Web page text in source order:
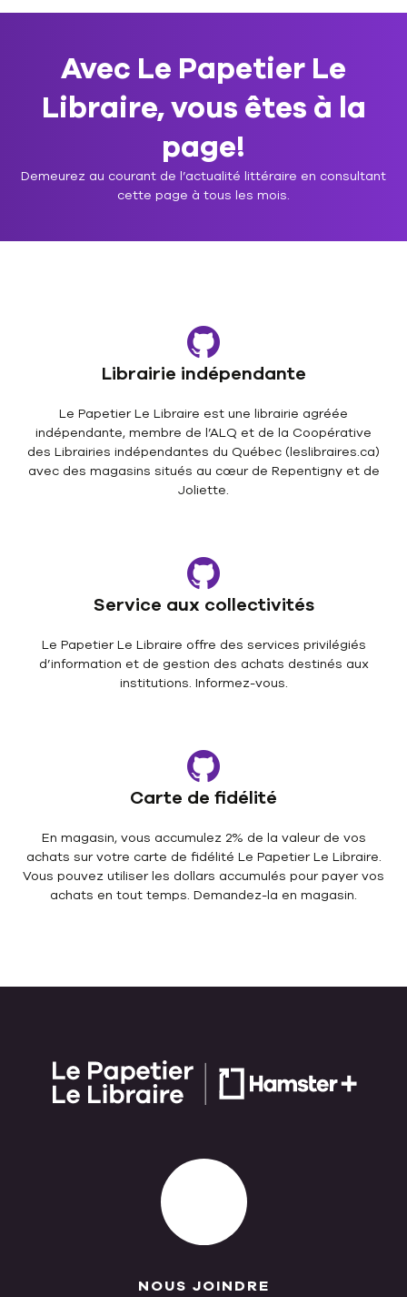
Avec Le Papetier Le
Libraire, vous êtes à la
page!
Demeurez au courant de l’actualité littéraire en consultant
cette page à tous les mois.
Librairie indépendante
Le Papetier Le Libraire est une librairie agréée
indépendante, membre de l’ALQ et de la Coopérative
des Librairies indépendantes du Québec (leslibraires.ca)
avec des magasins situés au cœur de Repentigny et de
Joliette.
Service aux collectivités
Le Papetier Le Libraire offre des services privilégiés
d’information et de gestion des achats destinés aux
institutions. Informez-vous.
Carte de fidélité
En magasin, vous accumulez 2% de la valeur de vos
achats sur votre carte de fidélité Le Papetier Le Libraire.
Vous pouvez utiliser les dollars accumulés pour payer vos
achats en tout temps. Demandez-la en magasin.
NOUS JOINDRE